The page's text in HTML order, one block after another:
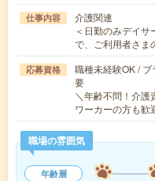
仕事内容
介護関連
＜日勤のみデイ
で、ご利用者さ
応募資格
職種未経験OK /
要
＼年齢不問！介護
ワーカーの方も
職場の雰囲気
年齢層